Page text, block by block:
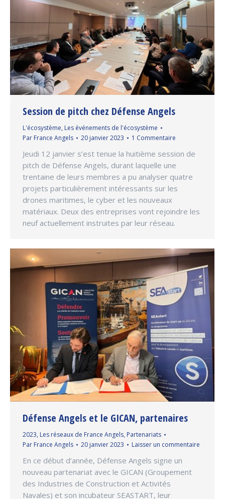
Session de pitch chez Défense Angels
L'écosystème, Les événements de l'écosystème
Par France Angels 20 janvier 2023 1 Commentaire
Jeudi 12 janvier s’est tenue la huitième session de
pitch de Défense Angels, durant laquelle une
trentaine de leurs membres a pu analyser quatre
projets particulièrement intéressants sur les
drones maritimes, le cyber et les nouveaux
matériaux. Deux des entreprises vont rejoindre les
neuf actuellement instruites par leur réseau.
Défense Angels et le GICAN, partenaires
2023, Les réseaux de France Angels, Partenariats
Par France Angels 20 janvier 2023 Laisser un commentaire
En ce début d’année, Défense Angels signe un
nouveau partenariat avec le GICAN (Groupement
des Industries de Construction et Activités
Navales) et son incubateur SEASTART, leur